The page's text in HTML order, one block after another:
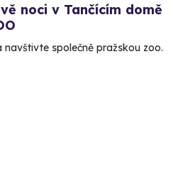
noci v Tančícím domě
navštivte společně pražskou zoo.